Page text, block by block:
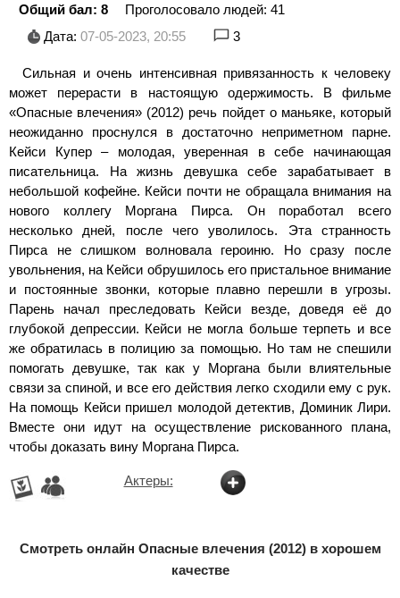
Общий бал: 8 Проголосовало людей: 41
Дата: 07-05-2023, 20:55 3
Сильная и очень интенсивная привязанность к человеку
может перерасти в настоящую одержимость. В фильме
«Опасные влечения» (2012) речь пойдет о маньяке, который
неожиданно проснулся в достаточно неприметном парне.
Кейси Купер – молодая, уверенная в себе начинающая
писательница. На жизнь девушка себе зарабатывает в
небольшой кофейне. Кейси почти не обращала внимания на
нового коллегу Моргана Пирса. Он поработал всего
несколько дней, после чего уволилось. Эта странность
Пирса не слишком волновала героиню. Но сразу после
увольнения, на Кейси обрушилось его пристальное внимание
и постоянные звонки, которые плавно перешли в угрозы.
Парень начал преследовать Кейси везде, доведя её до
глубокой депрессии. Кейси не могла больше терпеть и все
же обратилась в полицию за помощью. Но там не спешили
помогать девушке, так как у Моргана были влиятельные
связи за спиной, и все его действия легко сходили ему с рук.
На помощь Кейси пришел молодой детектив, Доминик Лири.
Вместе они идут на осуществление рискованного плана,
чтобы доказать вину Моргана Пирса.
Актеры:
Смотреть онлайн Опасные влечения (2012) в хорошем
качестве